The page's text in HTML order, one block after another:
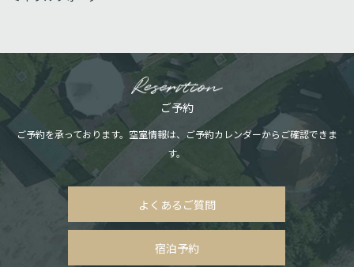
ご予約
ご予約を承っております。空室情報は、ご予約カレンダーからご確認できま
す。
よくあるご質問
宿泊予約